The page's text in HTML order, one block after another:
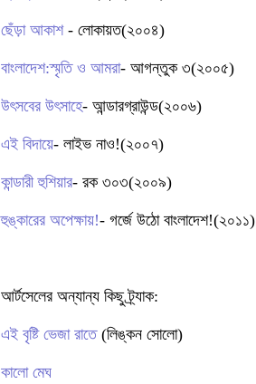
ছেঁড়া আকাশ- লোকায়ত(২০০৪)
বাংলাদেশ:স্মৃতি ও আমরা- আগন্তুক ৩(২০০৫)
উৎসবের উৎসাহে- আন্ডারগ্রাউন্ড(২০০৬)
এই বিদায়ে- লাইভ নাও!(২০০৭)
কান্ডারী হুশিয়ার- রক ৩০৩(২০০৯)
হুঙ্কারের অপেক্ষায়!- গর্জে উঠো বাংলাদেশ!(২০১১)
আর্টসেলের অন্যান্য কিছু ট্র্যাক:
এই বৃষ্টি ভেজা রাতে(লিঙ্কন সোলো)
কালো মেঘ